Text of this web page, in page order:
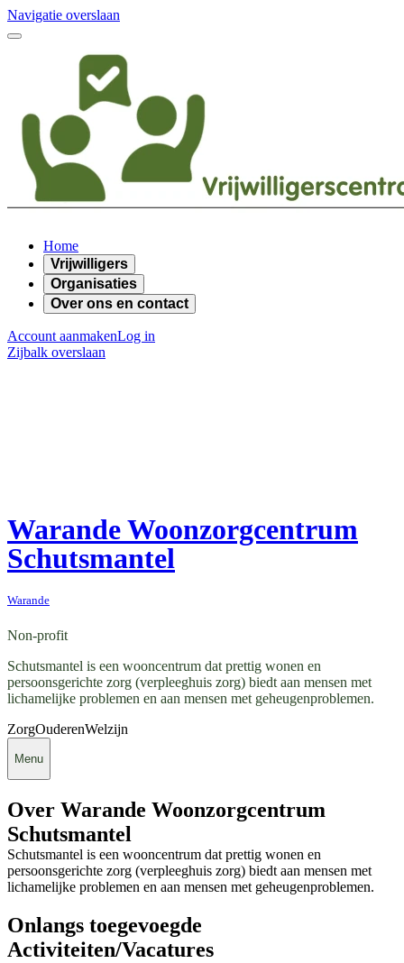
Navigatie overslaan
Home
Vrijwilligers
Organisaties
Over ons en contact
Account aanmakenLog in
Zijbalk overslaan
Warande Woonzorgcentrum
Schutsmantel
Warande
Non-profit
Schutsmantel is een wooncentrum dat prettig wonen en
persoonsgerichte zorg (verpleeghuis zorg) biedt aan mensen met
lichamelijke problemen en aan mensen met geheugenproblemen.
ZorgOuderenWelzijn
Menu
Over Warande Woonzorgcentrum
Schutsmantel
Schutsmantel is een wooncentrum dat prettig wonen en
persoonsgerichte zorg (verpleeghuis zorg) biedt aan mensen met
lichamelijke problemen en aan mensen met geheugenproblemen.
Onlangs toegevoegde
Activiteiten/Vacatures